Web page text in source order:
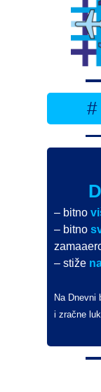
#
– bitno
– bitno
– stiže
Na Dnevni
i zračne